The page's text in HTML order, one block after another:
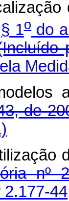
§ 1odo
de
nº
2.177-